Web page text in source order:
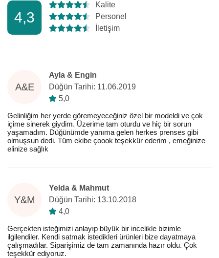
4,3
Kalite
Personel
İletişim
A&E
Ayla & Engin
Düğün Tarihi: 11.06.2019
5,0
Gelinliğim her yerde göremeyeceğiniz özel bir modeldi ve çok
içime sinerek giydim. Üzerime tam oturdu ve hiç bir sorun
yaşamadım. Düğünümde yanıma gelen herkes prenses gibi
olmuşsun dedi. Tüm ekibe çoook teşekkür ederim , emeğinize
elinize sağlık
Y&M
Yelda & Mahmut
Düğün Tarihi: 13.10.2018
4,0
Gerçekten isteğimizi anlayıp büyük bir incelikle bizimle
ilgilendiler. Kendi satmak istedikleri ürünleri bize dayatmaya
çalışmadılar. Siparişimiz de tam zamanında hazır oldu. Çok
teşekkür ediyoruz.